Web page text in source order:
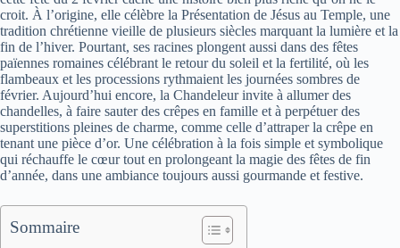
croit. À l’origine, elle célèbre la Présentation de Jésus au Temple, une
tradition chrétienne vieille de plusieurs siècles marquant la lumière et la
fin de l’hiver. Pourtant, ses racines plongent aussi dans des fêtes
païennes romaines célébrant le retour du soleil et la fertilité, où les
flambeaux et les processions rythmaient les journées sombres de
février. Aujourd’hui encore, la Chandeleur invite à allumer des
chandelles, à faire sauter des crêpes en famille et à perpétuer des
superstitions pleines de charme, comme celle d’attraper la crêpe en
tenant une pièce d’or. Une célébration à la fois simple et symbolique
qui réchauffe le cœur tout en prolongeant la magie des fêtes de fin
d’année, dans une ambiance toujours aussi gourmande et festive.
Sommaire